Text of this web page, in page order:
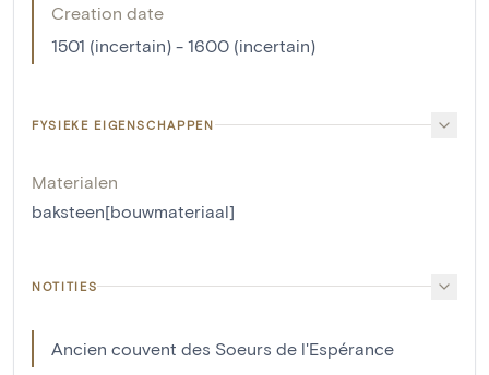
Creation date
1501 (incertain) - 1600 (incertain)
FYSIEKE EIGENSCHAPPEN
Materialen
baksteen[bouwmateriaal]
NOTITIES
Ancien couvent des Soeurs de l'Espérance